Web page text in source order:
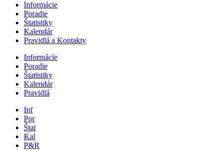
Informácie
Poradie
Štatistiky
Kalendár
Pravidlá a Kontakty
Informácie
Poradie
Štatistiky
Kalendár
Pravidlá
Inf
Por
Štat
Kal
P&R